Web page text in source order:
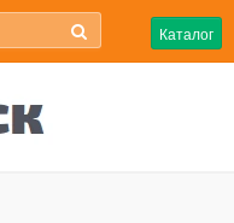
Каталог